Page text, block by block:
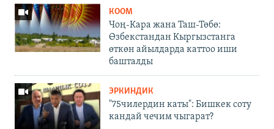
КООМ
Чоң-Кара жана Таш-Төбө:
Өзбекстандан Кыргызстанга
өткөн айылдарда каттоо иши
башталды
ЭРКИНДИК
"75чилердин каты": Бишкек соту
кандай чечим чыгарат?